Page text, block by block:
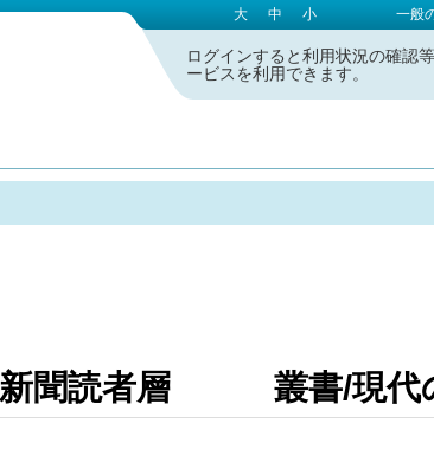
大 中 小 一般
ログインすると利用状況の確認
ービスを利用できます。
新聞読者層 叢書/現